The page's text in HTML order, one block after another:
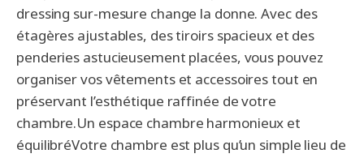
dressing sur-mesure change la donne. Avec des
étagères ajustables, des tiroirs spacieux et des
penderies astucieusement placées, vous pouvez
organiser vos vêtements et accessoires tout en
préservant l’esthétique raffinée de votre
chambre.Un espace chambre harmonieux et
équilibréVotre chambre est plus qu’un simple lieu de